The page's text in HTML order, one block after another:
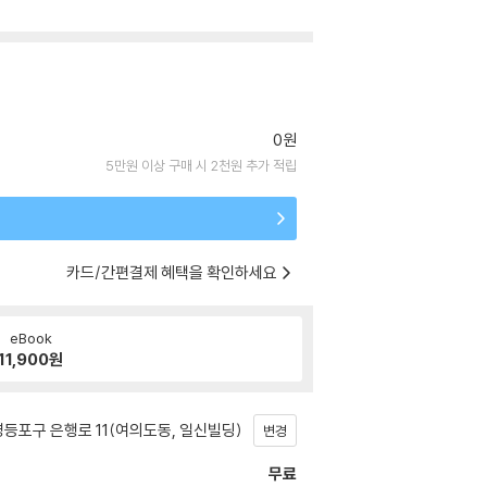
0원
5만원 이상 구매 시 2천원 추가 적립
카드/간편결제 혜택을 확인하세요
eBook
원
포구 은행로 11(여의도동, 일신빌딩) 변경
무료